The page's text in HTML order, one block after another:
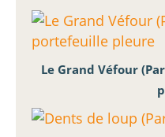
Le Grand Véfour